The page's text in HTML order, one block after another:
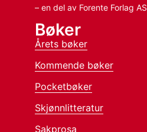
– en del av Forente Forlag AS
Bøker
Årets bøker
Kommende bøker
Pocketbøker
Skjønnlitteratur
Sakprosa